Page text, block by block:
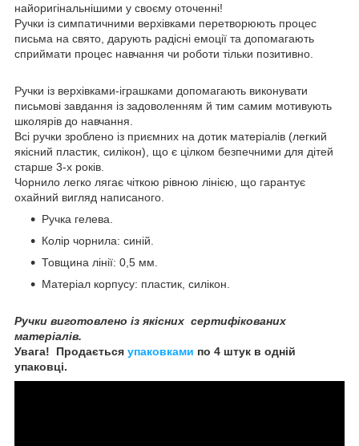
найоригінальнішими у своєму оточенні!
Ручки із симпатичними верхівками перетворюють процес
письма на свято, дарують радісні емоції та допомагають
сприймати процес навчання чи роботи тільки позитивно.
Ручки із верхівками-іграшками допомагають виконувати
письмові завдання із задоволенням й тим самим мотивують
школярів до навчання.
Всі ручки зроблено із приємних на дотик матеріалів (легкий
якісний пластик, силікон), що є цілком безпечними для дітей
старше 3-х років.
Чорнило легко лягає чіткою рівною лінією, що гарантує
охайний вигляд написаного.
Ручка гелева.
Колір чорнила: синій.
Товщина лінії: 0,5 мм.
Матеріал корпусу: пластик, силікон.
Ручки виготовлено із якісних сертифікованих
матеріалів.
Увага! Продається упаковками по 4 штук в одній
упаковці.